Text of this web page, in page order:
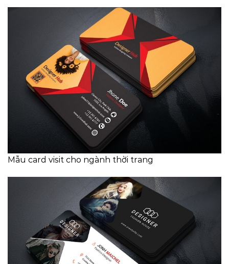
Mẫu card visit cho ngành thời trang